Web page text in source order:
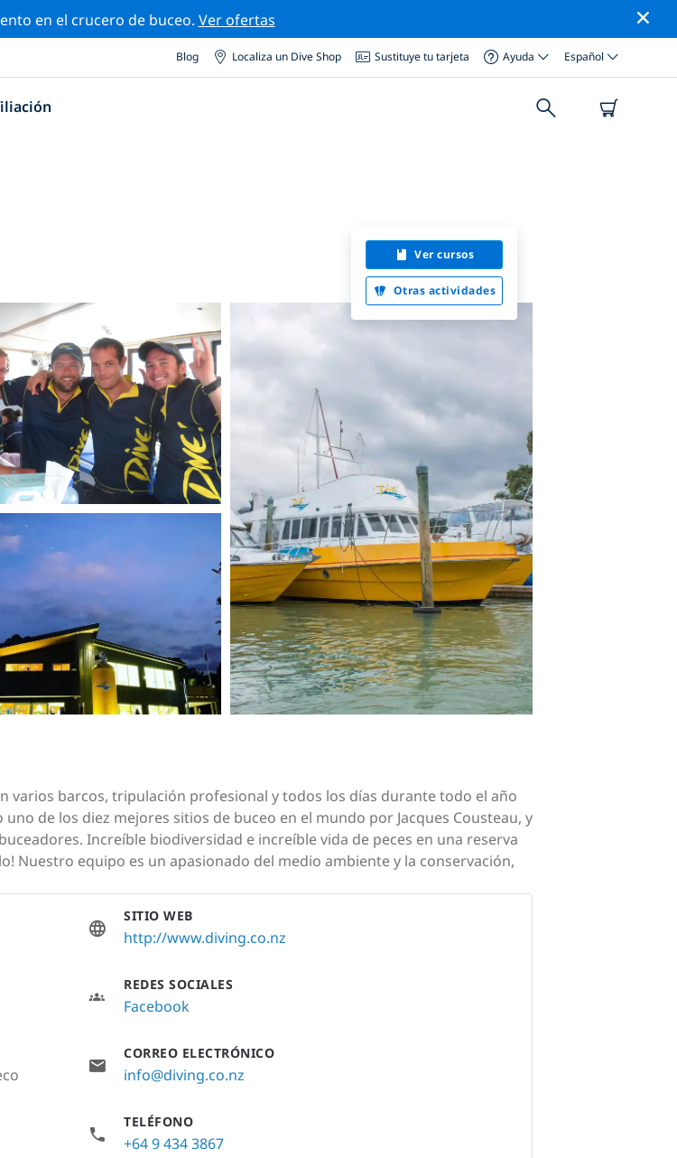
en el crucero de buceo. Ver ofertas
Blog Localiza un Dive Shop Sustituye tu tarjeta Ayuda Español
Ver cursos
Otras actividades
varios barcos, tripulación profesional y todos los días durante todo el año
de los diez mejores sitios de buceo en el mundo por Jacques Cousteau, y
Increíble biodiversidad e increíble vida de peces en una reserva
Nuestro equipo es un apasionado del medio ambiente y la conservación,
SITIO WEB
http://www.diving.co.nz
REDES SOCIALES
Facebook
CORREO ELECTRÓNICO
info@diving.co.nz
TELÉFONO
+64 9 434 3867